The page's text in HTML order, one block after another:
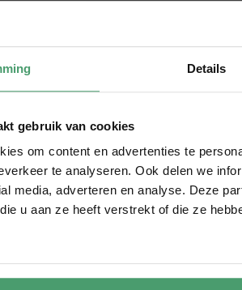
Details
gebruik van cookies
om content en advertenties te
te analyseren. Ook delen we
media, adverteren en analyse. Deze
u aan ze heeft verstrekt of die ze